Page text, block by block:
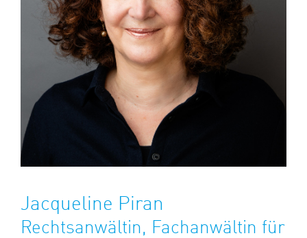
Jacqueline Piran
Rechtsanwältin, Fachanwältin für